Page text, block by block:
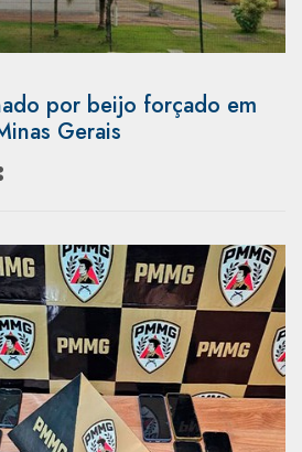
por beijo forçado em
Gerais